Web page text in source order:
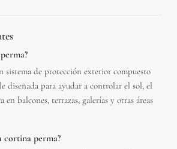
sistema de protección exterior compuesto
diseñada para ayudar a controlar el sol, el
balcones, terrazas, galerías y otras áreas
cortina perma?